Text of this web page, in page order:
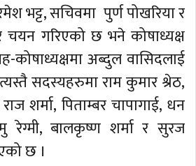
भट्ट, सचिवमा पुर्ण पोखरिया र
चयन गरिएको छ भने कोषाध्यक्ष
कोषाध्यक्षमा अब्दुल वासिदलाई
सदस्यहरुमा राम कुमार श्रेठ,
शर्मा, पिताम्बर चापागाई, धन
रेग्मी, बालकृष्ण शर्मा र सुरज
छ ।